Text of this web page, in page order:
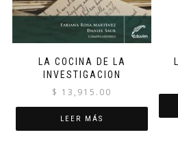
LA COCINA DE LA
INVESTIGACION
$ 13,915.00
LEER MÁS